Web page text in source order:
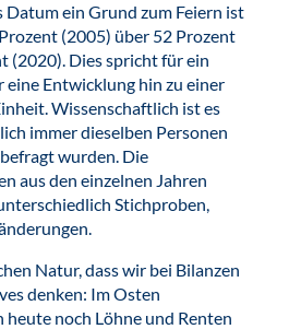
Datum ein Grund zum Feiern ist
(2005) über 52 Prozent
(2020). Dies spricht für ein
eine Entwicklung hin zu einer
Wissenschaftlich ist es
immer dieselben Personen
wurden. Die
aus den einzelnen Jahren
Stichproben,
Natur, dass wir bei Bilanzen
denken: Im Osten
heute noch Löhne und Renten